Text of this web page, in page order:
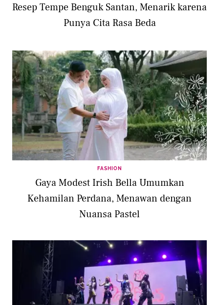
Resep Tempe Benguk Santan, Menarik karena
Punya Cita Rasa Beda
FASHION
Gaya Modest Irish Bella Umumkan
Kehamilan Perdana, Menawan dengan
Nuansa Pastel